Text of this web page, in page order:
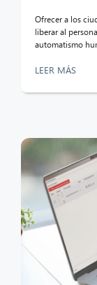
Ofrecer a los
liberar al
automatismo
LEER MÁS